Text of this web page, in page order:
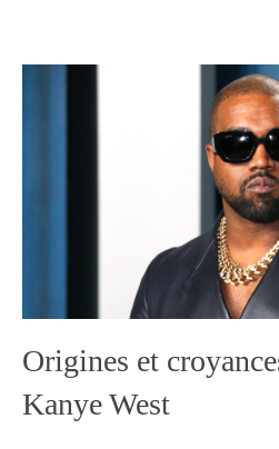
Origines et
Kanye West